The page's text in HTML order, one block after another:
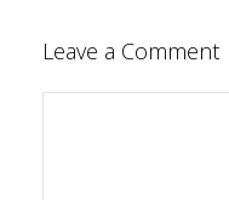
Leave a Comment